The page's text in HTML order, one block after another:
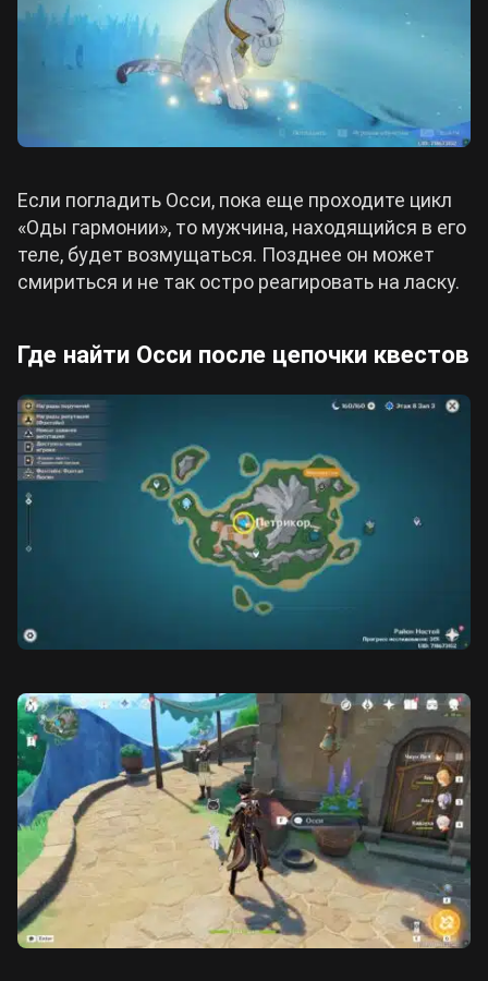
Если погладить Осси, пока еще проходите цикл
«Оды гармонии», то мужчина, находящийся в его
теле, будет возмущаться. Позднее он может
смириться и не так остро реагировать на ласку.
Где найти Осси после цепочки квестов